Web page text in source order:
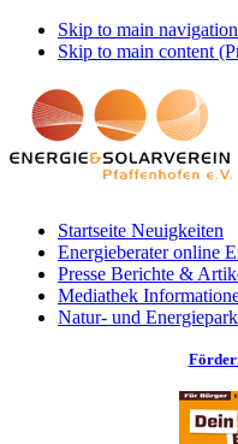
Skip to main
Skip to main content
Startseite Neuigkeiten
Energieberater online
Presse Berichte &
Mediathek
Natur- und Energiepark